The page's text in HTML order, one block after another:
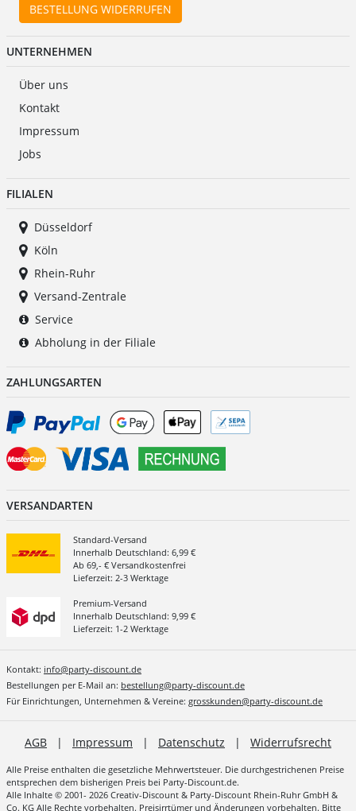
BESTELLUNG WIDERRUFEN
UNTERNEHMEN
Über uns
Kontakt
Impressum
Jobs
FILIALEN
Düsseldorf
Köln
Rhein-Ruhr
Versand-Zentrale
Service
Abholung in der Filiale
ZAHLUNGSARTEN
VERSANDARTEN
Standard-Versand
Innerhalb Deutschland: 6,99 €
Ab 69,- € Versandkostenfrei
Lieferzeit: 2-3 Werktage
Premium-Versand
Innerhalb Deutschland: 9,99 €
Lieferzeit: 1-2 Werktage
Kontakt: info@party-discount.de
Bestellungen per E-Mail an: bestellung@party-discount.de
Für Einrichtungen, Unternehmen & Vereine: grosskunden@party-discount.de
AGB | Impressum | Datenschutz | Widerrufsrecht
Alle Preise enthalten die gesetzliche Mehrwertsteuer. Die durchgestrichenen Preise
entsprechen dem bisherigen Preis bei Party-Discount.de.
Alle Inhalte © 2001- 2026 Creativ-Discount & Party-Discount Rhein-Ruhr GmbH &
Co. KG Alle Rechte vorbehalten. Preisirrtümer und Änderungen vorbehalten. Bitte